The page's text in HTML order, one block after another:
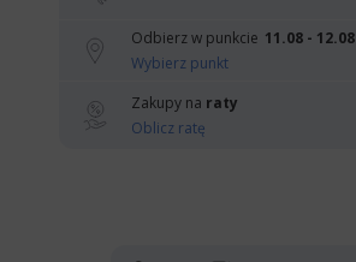
Odbierz w punkcie 11.08 - 12.08
Wybierz punkt
Zakupy na raty
Oblicz ratę